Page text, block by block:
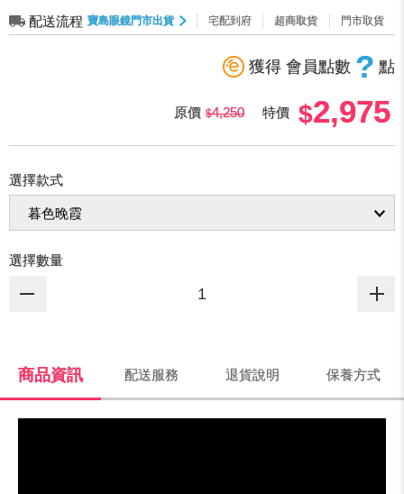
配送流程 寶島眼鏡門市出貨 宅配到府 超商取貨 門市取貨
獲得 會員點數 ? 點
原價 4,250 特價 2,975
選擇款式
選擇數量
商品資訊 配送服務 退貨說明 保養方式